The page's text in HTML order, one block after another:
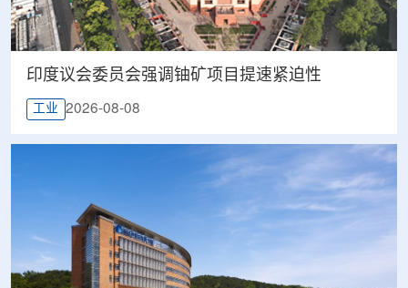
印度议会委员会强调铀矿项目提速紧迫性
工业 2026-08-08